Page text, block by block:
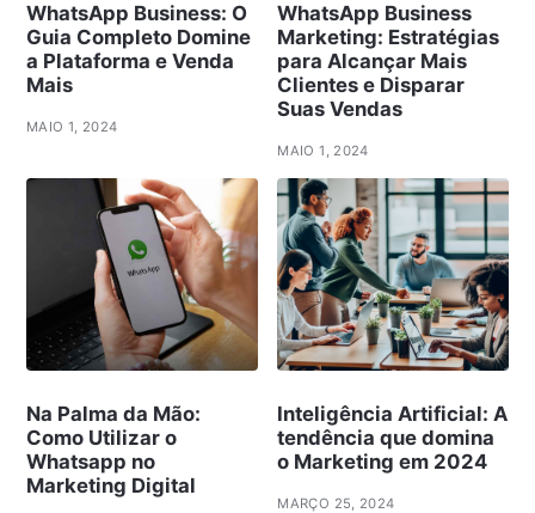
WhatsApp Business: O
Guia Completo Domine
a Plataforma e Venda
Mais
MAIO 1, 2024
WhatsApp Business
Marketing: Estratégias
para Alcançar Mais
Clientes e Disparar
Suas Vendas
MAIO 1, 2024
Na Palma da Mão:
Como Utilizar o
Whatsapp no
Marketing Digital
Inteligência Artificial: A
tendência que domina
o Marketing em 2024
MARÇO 25, 2024